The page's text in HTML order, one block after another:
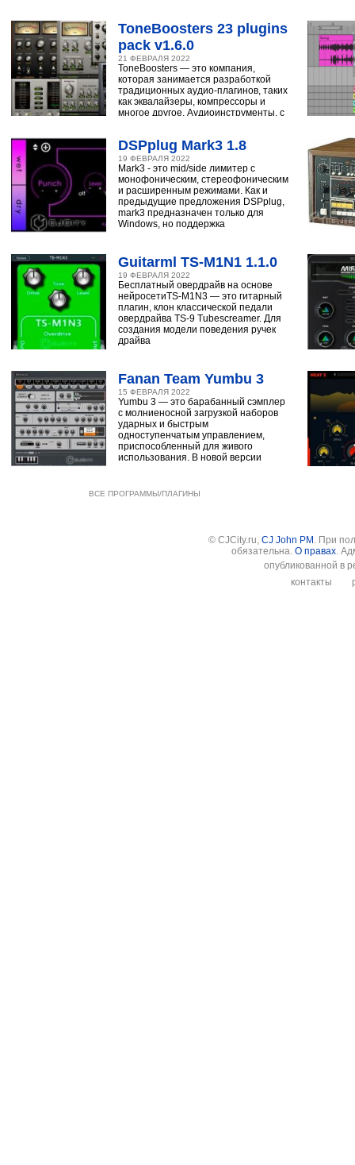
ToneBoosters 23 plugins
pack v1.6.0
21 ФЕВРАЛЯ 2022
ToneBoosters — это компания,
которая занимается разработкой
традиционных аудио-плагинов, таких
как эквалайзеры, компрессоры и
многое другое. Аудиоинструменты, с
DSPplug Mark3 1.8
19 ФЕВРАЛЯ 2022
Mark3 - это mid/side лимитер с
монофоническим, стереофоническим
и расширенным режимами. Как и
предыдущие предложения DSPplug,
mark3 предназначен только для
Windows, но поддержка
Guitarml TS-M1N1 1.1.0
19 ФЕВРАЛЯ 2022
Бесплатный овердрайв на основе
нейросетиTS-M1N3 — это гитарный
плагин, клон классической педали
овердрайва TS-9 Tubescreamer. Для
создания модели поведения ручек
драйва
Fanan Team Yumbu 3
15 ФЕВРАЛЯ 2022
Yumbu 3 — это барабанный сэмплер
с молниеносной загрузкой наборов
ударных и быстрым
одноступенчатым управлением,
приспособленный для живого
использования. В новой версии
ВСЕ ПРОГРАММЫ/ПЛАГИНЫ
© CJCity.ru, CJ John PM . При
обязательна. О правах.
опубликованной в
контакты